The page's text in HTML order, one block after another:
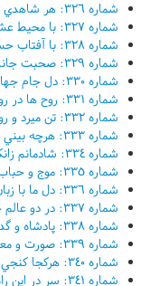
شماره ٣٢٦: هر شاهدي که بينيم با او مرا هوائي است
شماره ٣٢٧: با محيط عشق او دنيا بر ما شبنمي است
شماره ٣٢٨: با آفتاب حسنش مه نزد او هلالي است
شماره ٣٢٩: صحبت جانان من مجلس روحاني است
شماره ٣٣٠: دل جام جهان نماي شاهي است
شماره ٣٣١: روح ها در روح اعظم فاني است
شماره ٣٣٢: تن ميرد و روح پاک باقي است
شماره ٣٣٣: هرچه بيني جمله آيات وي است
شماره ٣٣٤: شادمانم زانکه غمخوارم وي است
شماره ٣٣٥: موج و حباب و قطره در اين بحر ما يکي است
شماره ٣٣٦: دل ما با زبان يکيست يکي است
شماره ٣٣٧: در دو عالم خدا يکيست يکي است
شماره ٣٣٨: پادشاه و گدا يکيست يکي است
شماره ٣٣٩: صورت و معني در اين دعوي يکي است
شماره ٣٤٠: هرکجا کنجي است گنجي در وي است
شماره ٣٤١: سر در اين راه عشق دردسر است